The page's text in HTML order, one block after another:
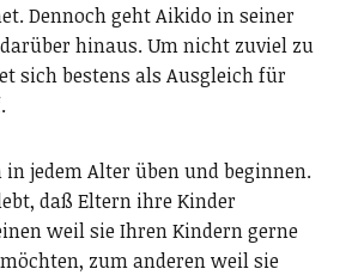
Dennoch geht Aikido in seiner
hinaus. Um nicht zuviel zu
sich bestens als Ausgleich für
jedem Alter üben und beginnen.
daß Eltern ihre Kinder
weil sie Ihren Kindern gerne
zum anderen weil sie